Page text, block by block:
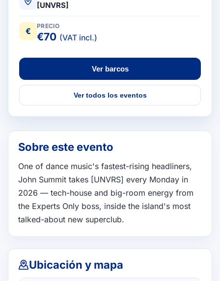
Sobre este evento
One of dance music's fastest-rising headliners,
John Summit takes [UNVRS] every Monday in
2026 — tech-house and big-room energy from
the Experts Only boss, inside the island's most
talked-about new superclub.
Ubicación y mapa
[UNVRS]
€
PRECIO
€70 (VAT incl.)
Ver barcos
Ver todos los eventos